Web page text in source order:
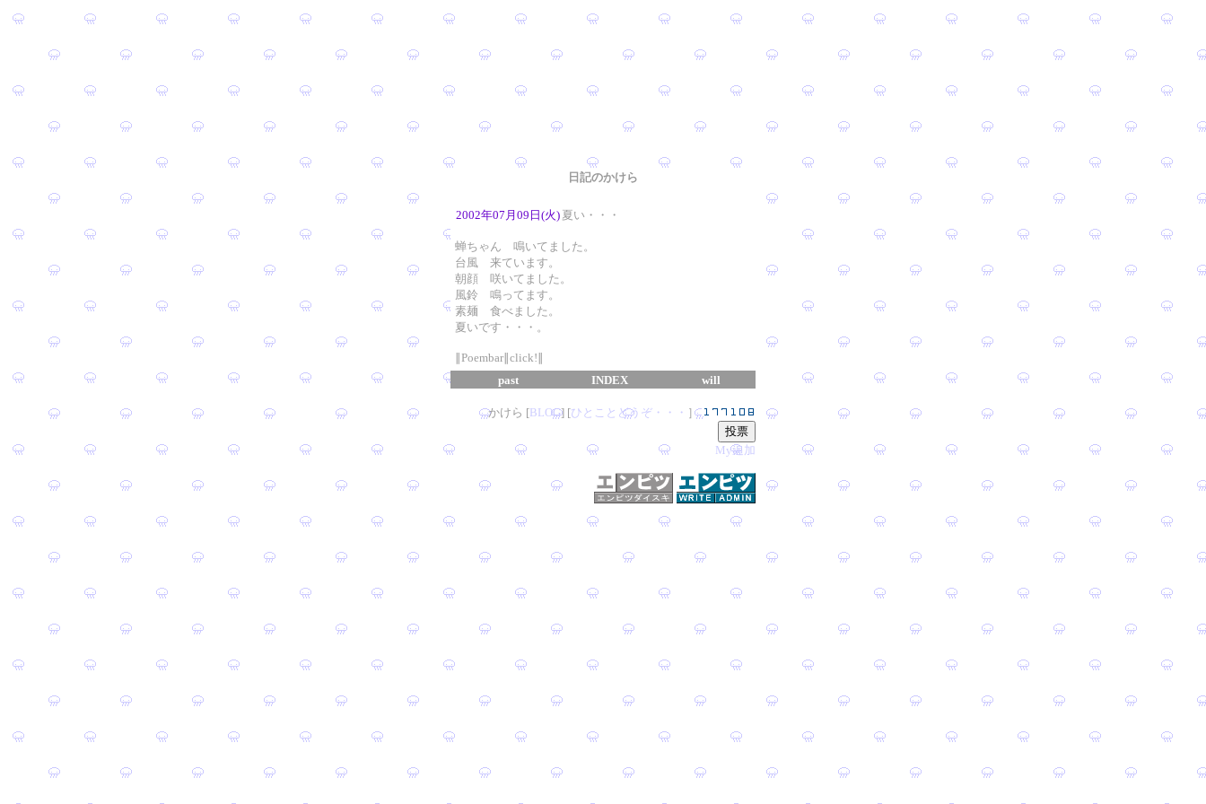
日記のかけら
2002年07月09日(火) 夏い・・・
蝉ちゃん 鳴いてました。
台風 来ています。
朝顔 咲いてました。
風鈴 鳴ってます。
素麺 食べました。
夏いです・・・。
∥Poembar∥click!∥
past
INDEX will
かけら [BLOG] [ひとことどうぞ・・・ ］
My追加